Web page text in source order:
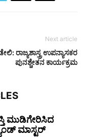
Next article
ರಾಜ್ಯಶಾಸ್ತ್ರ ಉಪನ್ಯಾಸಕರ
ಪುನಶ್ಚೇತನ ಕಾರ್ಯಕ್ರಮ
ಮುಡಿಗೇರಿಸಿದ
ಮಾಸ್ಟರ್